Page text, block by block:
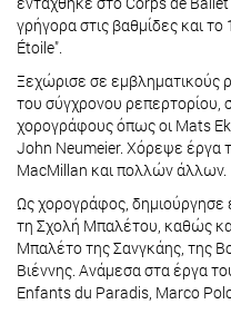
γρήγορα στις βαθμίδες και
Étoile".
Ξεχώρισε σε εμβληματικούς
του σύγχρονου ρεπερτορίου,
χορογράφους όπως οι Mats
John Neumeier. Χόρεψε έργα
MacMillan και πολλών άλλων.
Ως χορογράφος, δημιούργησε
τη Σχολή Μπαλέτου, καθώς
Μπαλέτο της Σανγκάης, της
Βιέννης. Ανάμεσα στα έργα
Enfants du Paradis, Marco